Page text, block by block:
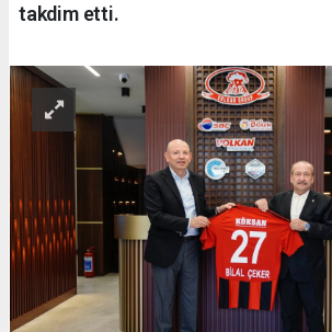
takdim etti.